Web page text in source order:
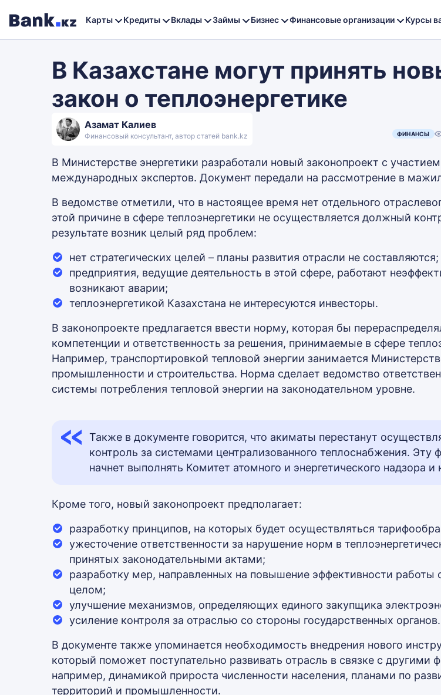
Карты Кредиты Вклады Займы Бизнес Финансовые организации Курсы
В Казахстане могут принять
закон о теплоэнергетике
Азамат Калиев
Финансовый консультант, автор статей bank.kz ФИНАНСЫ
В Министерстве энергетики разработали новый законопроект с участием
международных экспертов. Документ передали на рассмотрение в
В ведомстве отметили, что в настоящее время нет отдельного
этой причине в сфере теплоэнергетики не осуществляется должный
результате возник целый ряд проблем:
нет стратегических целей – планы развития отрасли не составляются;
предприятия, ведущие деятельность в этой сфере, работают
возникают аварии;
теплоэнергетикой Казахстана не интересуются инвесторы.
В законопроекте предлагается ввести норму, которая бы
компетенции и ответственность за решения, принимаемые в сфере
Например, транспортировкой тепловой энергии занимается
промышленности и строительства. Норма сделает ведомство
системы потребления тепловой энергии на законодательном уровне.
Также в документе говорится, что акиматы перестанут
контроль за системами централизованного теплоснабжения. Эту
начнет выполнять Комитет атомного и энергетического надзора и
Кроме того, новый законопроект предполагает:
разработку принципов, на которых будет осуществляться
ужесточение ответственности за нарушение норм в
принятых законодательными актами;
разработку мер, направленных на повышение эффективности работы
целом;
улучшение механизмов, определяющих единого закупщика
усиление контроля за отраслью со стороны государственных органов.
В документе также упоминается необходимость внедрения нового
который поможет поступательно развивать отрасль в связке с другими
например, динамикой прироста численности населения, планами по
территорий и промышленности.